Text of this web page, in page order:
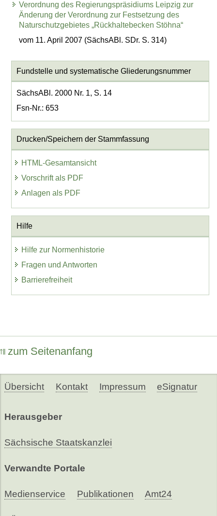
Verordnung des Regierungspräsidiums Leipzig zur
Änderung der Verordnung zur Festsetzung des
Naturschutzgebietes „Rückhaltebecken Stöhna“
vom 11. April 2007 (SächsABl. SDr. S. 314)
Fundstelle und systematische Gliederungsnummer
SächsABl. 2000 Nr. 1, S. 14
Fsn-Nr.: 653
Drucken/Speichern der Stammfassung
HTML-Gesamtansicht
Vorschrift als PDF
Anlagen als PDF
Hilfe
Hilfe zur Normenhistorie
Fragen und Antworten
Barrierefreiheit
zum Seitenanfang
Übersicht Kontakt Impressum eSignatur
Herausgeber
Sächsische Staatskanzlei
Verwandte Portale
Medienservice Publikationen Amt24